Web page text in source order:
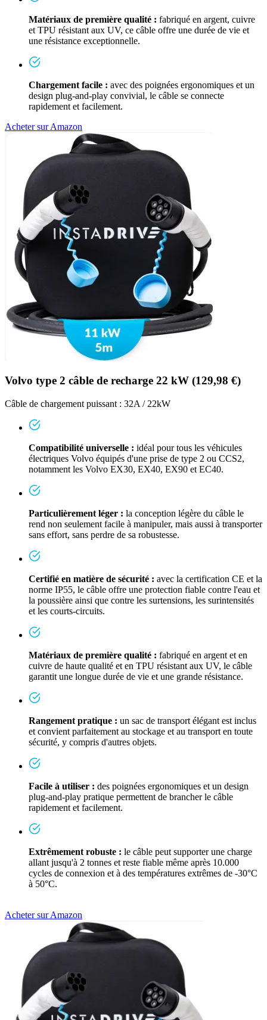
Matériaux de première qualité : fabriqué en argent, cuivre
et TPU résistant aux UV, ce câble offre une durée de vie et
une résistance exceptionnelle.
Chargement facile : avec des poignées ergonomiques et un
design plug-and-play convivial, le câble se connecte
rapidement et facilement.
Acheter sur Amazon
Volvo type 2 câble de recharge 22 kW (129,98 €)
Câble de chargement puissant : 32A / 22kW
Compatibilité universelle : idéal pour tous les véhicules
électriques Volvo équipés d'une prise de type 2 ou CCS2,
notamment les Volvo EX30, EX40, EX90 et EC40.
Particulièrement léger : la conception légère du câble le
rend non seulement facile à manipuler, mais aussi à transporter
sans effort, sans perdre de sa robustesse.
Certifié en matière de sécurité : avec la certification CE et la
norme IP55, le câble offre une protection fiable contre l'eau et
la poussière ainsi que contre les surtensions, les surintensités
et les courts-circuits.
Matériaux de première qualité : fabriqué en argent et en
cuivre de haute qualité et en TPU résistant aux UV, le câble
garantit une longue durée de vie et une grande résistance.
Rangement pratique : un sac de transport élégant est inclus
et convient parfaitement au stockage et au transport en toute
sécurité, y compris d'autres objets.
Facile à utiliser : des poignées ergonomiques et un design
plug-and-play pratique permettent de brancher le câble
rapidement et facilement.
Extrêmement robuste : le câble peut supporter une charge
allant jusqu'à 2 tonnes et reste fiable même après 10.000
cycles de connexion et à des températures extrêmes de -30°C
à 50°C.
Acheter sur Amazon